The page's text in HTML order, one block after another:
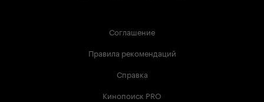
Соглашение
Правила рекомендаций
Справка
Кинопоиск PRO